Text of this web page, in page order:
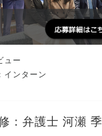
ュー
インターン
： 弁護士 河瀬 季